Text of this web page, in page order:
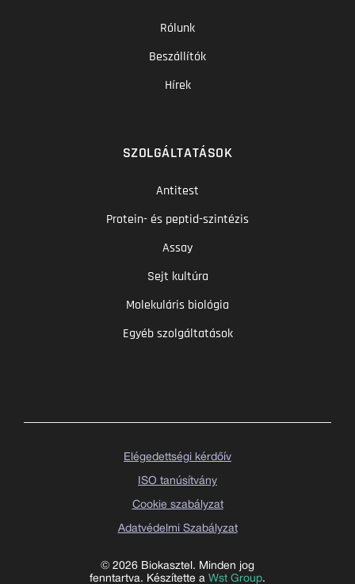
Rólunk
Beszállítók
Hírek
SZOLGÁLTATÁSOK
Antitest
Protein- és peptid-szintézis
Assay
Sejt kultúra
Molekuláris biológia
Egyéb szolgáltatások
© 2026 Biokasztel. Minden jog
fenntartva. Készítette a Wst Group.
Elégedettségi kérdőív
ISO tanúsítvány
Cookie szabályzat
Adatvédelmi Szabályzat